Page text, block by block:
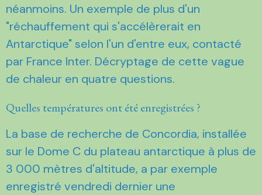
néanmoins. Un exemple de plus d'un
"réchauffement qui s'accélèrerait en
Antarctique" selon l'un d'entre eux, contacté
par France Inter. Décryptage de cette vague
de chaleur en quatre questions.
Quelles températures ont été enregistrées ?
La base de recherche de Concordia, installée
sur le Dome C du plateau antarctique à plus de
3 000 mètres d'altitude, a par exemple
enregistré vendredi dernier une